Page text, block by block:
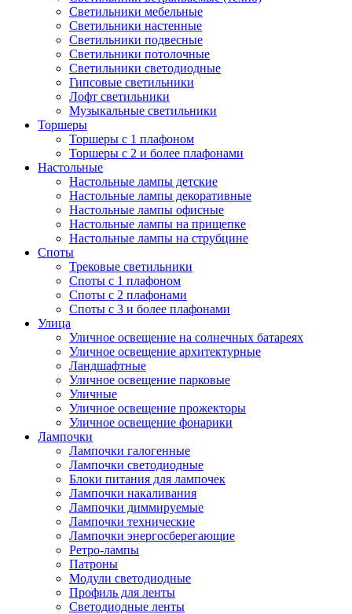
Светильники мебельные
Светильники настенные
Светильники подвесные
Светильники потолочные
Светильники светодиодные
Гипсовые светильники
Лофт светильники
Музыкальные светильники
Торшеры
Торшеры с 1 плафоном
Торшеры с 2 и более плафонами
Настольные
Настольные лампы детские
Настольные лампы декоративные
Настольные лампы офисные
Настольные лампы на прищепке
Настольные лампы на струбцине
Споты
Трековые светильники
Споты с 1 плафоном
Споты с 2 плафонами
Споты с 3 и более плафонами
Улица
Уличное освещение на солнечных батареях
Уличное освещение архитектурные
Ландшафтные
Уличное освещение парковые
Уличные
Уличное освещение прожекторы
Уличное освещение фонарики
Лампочки
Лампочки галогенные
Лампочки светодиодные
Блоки питания для лампочек
Лампочки накаливания
Лампочки диммируемые
Лампочки технические
Лампочки энергосберегающие
Ретро-лампы
Патроны
Модули светодиодные
Профиль для ленты
Светодиодные ленты